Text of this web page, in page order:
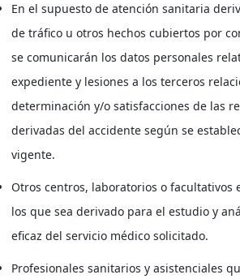
En el supuesto de atención sanitaria
de tráfico u otros hechos cubiertos por
se comunicarán los datos personales
expediente y lesiones a los terceros
determinación y/o satisfacciones de las
derivadas del accidente según se
vigente.
Otros centros, laboratorios o facultativos
los que sea derivado para el estudio y
eficaz del servicio médico solicitado.
Profesionales sanitarios y asistenciales